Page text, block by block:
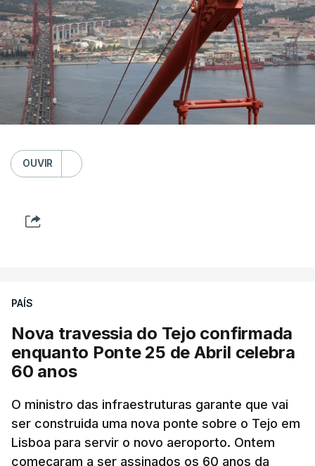
OUVIR
PAÍS
Nova travessia do Tejo confirmada
enquanto Ponte 25 de Abril celebra
60 anos
O ministro das infraestruturas garante que vai
ser construida uma nova ponte sobre o Tejo em
Lisboa para servir o novo aeroporto. Ontem
começaram a ser assinados os 60 anos da